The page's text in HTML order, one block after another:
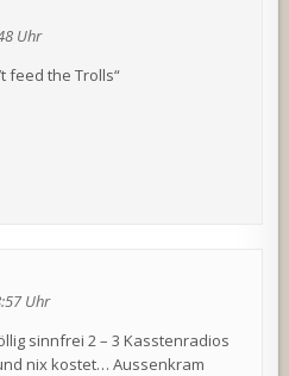
Uhr
feed the Trolls“
Uhr
sinnfrei 2 – 3 Kasstenradios
nix kostet… Aussenkram